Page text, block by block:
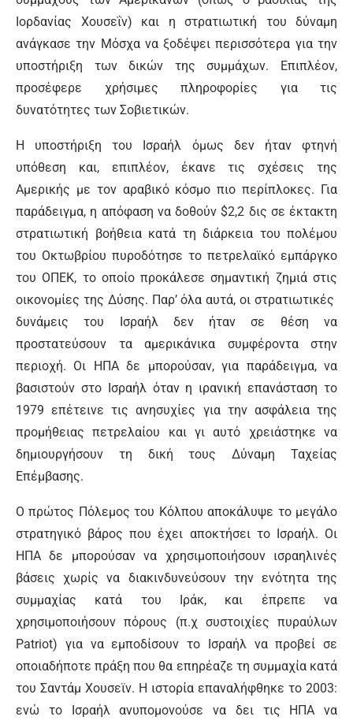
Ιορδανίας Χουσεΐν) και η στρατιωτική του δύναμη
ανάγκασε την Μόσχα να ξοδέψει περισσότερα για την
υποστήριξη των δικών της συμμάχων. Επιπλέον,
προσέφερε χρήσιμες πληροφορίες για τις
δυνατότητες των Σοβιετικών.
Η υποστήριξη του Ισραήλ όμως δεν ήταν φτηνή
υπόθεση και, επιπλέον, έκανε τις σχέσεις της
Αμερικής με τον αραβικό κόσμο πιο περίπλοκες. Για
παράδειγμα, η απόφαση να δοθούν $2,2 δις σε έκτακτη
στρατιωτική βοήθεια κατά τη διάρκεια του πολέμου
του Οκτωβρίου πυροδότησε το πετρελαϊκό εμπάργκο
του ΟΠΕΚ, το οποίο προκάλεσε σημαντική ζημιά στις
οικονομίες της Δύσης. Παρ’ όλα αυτά, οι στρατιωτικές
δυνάμεις του Ισραήλ δεν ήταν σε θέση να
προστατεύσουν τα αμερικάνικα συμφέροντα στην
περιοχή. Οι ΗΠΑ δε μπορούσαν, για παράδειγμα, να
βασιστούν στο Ισραήλ όταν η ιρανική επανάσταση το
1979 επέτεινε τις ανησυχίες για την ασφάλεια της
προμήθειας πετρελαίου και γι αυτό χρειάστηκε να
δημιουργήσουν τη δική τους Δύναμη Ταχείας
Επέμβασης.
Ο πρώτος Πόλεμος του Κόλπου αποκάλυψε το μεγάλο
στρατηγικό βάρος που έχει αποκτήσει το Ισραήλ. Οι
ΗΠΑ δε μπορούσαν να χρησιμοποιήσουν ισραηλινές
βάσεις χωρίς να διακινδυνεύσουν την ενότητα της
συμμαχίας κατά του Ιράκ, και έπρεπε να
χρησιμοποιήσουν πόρους (π.χ συστοιχίες πυραύλων
Patriot) για να εμποδίσουν το Ισραήλ να προβεί σε
οποιαδήποτε πράξη που θα επηρέαζε τη συμμαχία κατά
του Σαντάμ Χουσεϊν. Η ιστορία επαναλήφθηκε το 2003:
ενώ το Ισραήλ ανυπομονούσε να δει τις ΗΠΑ να